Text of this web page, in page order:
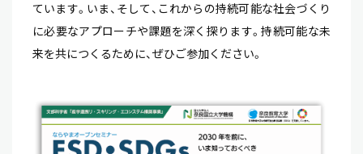
ています。いま、そして、これからの持続可能な社会づくり
に必要なアプローチや課題を深く探ります。持続可能な未
来を共につくるために、ぜひご参加ください。